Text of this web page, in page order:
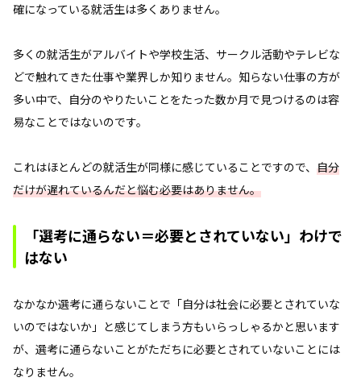
確になっている就活生は多くありません。
多くの就活生がアルバイトや学校生活、サークル活動やテレビな
どで触れてきた仕事や業界しか知りません。知らない仕事の方が
多い中で、自分のやりたいことをたった数か月で見つけるのは容
易なことではないのです。
これはほとんどの就活生が同様に感じていることですので、 自分
だけが遅れているんだと悩む必要はありません。
「選考に通らない＝必要とされていない」わけで
はない
なかなか選考に通らないことで「自分は社会に必要とされていな
いのではないか」と感じてしまう方もいらっしゃるかと思います
が、選考に通らないことがただちに必要とされていないことには
なりません。